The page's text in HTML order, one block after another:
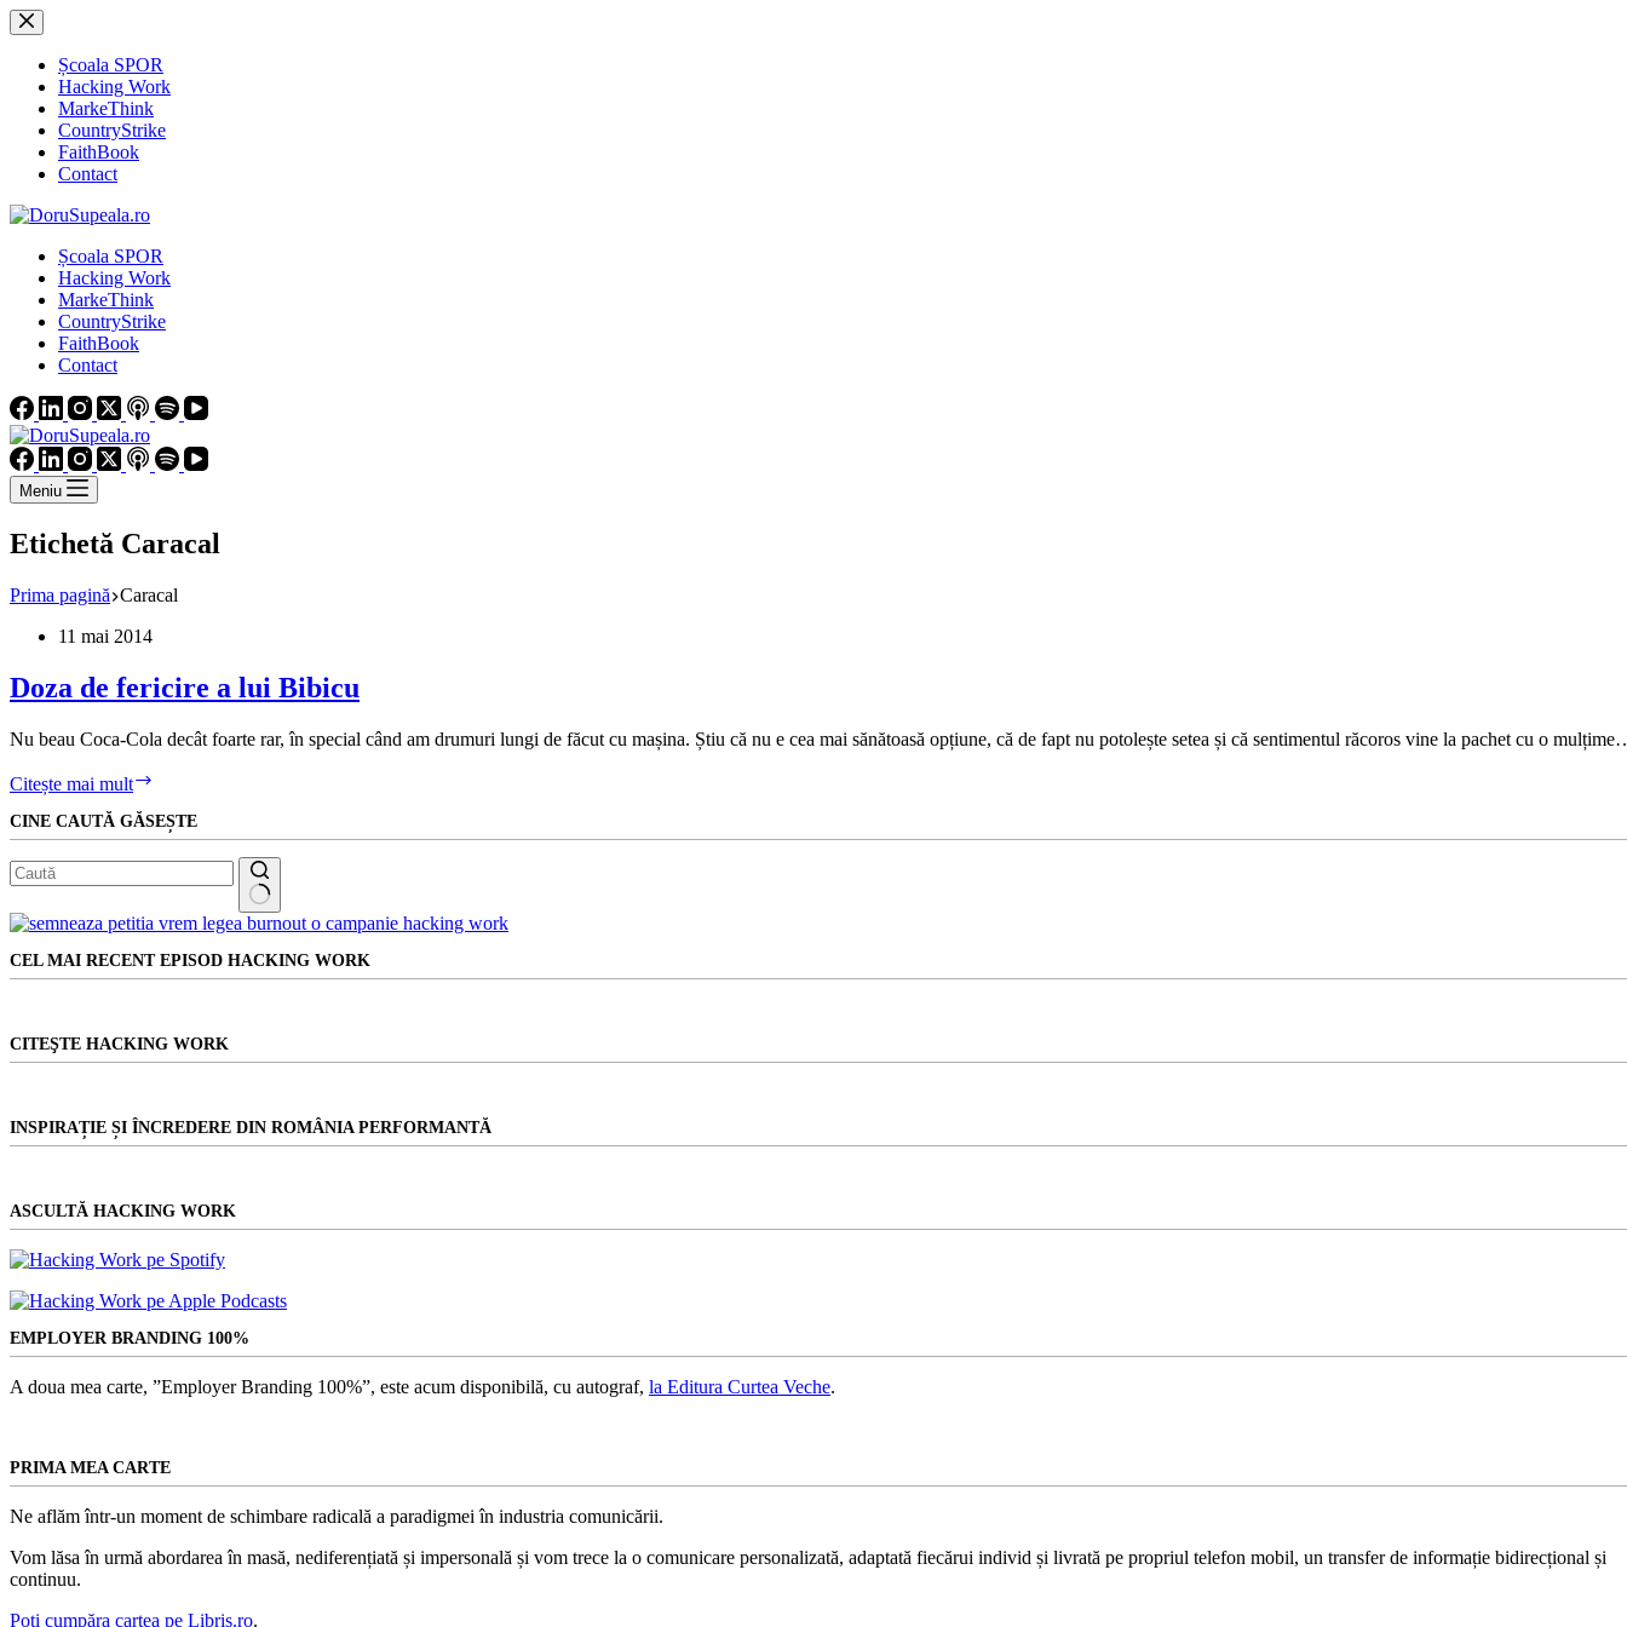
Sari
la
conținutȘcoala SPOR
Hacking Work
MarkeThink
CountryStrike
FaithBook
Contact
Școala SPOR
Hacking Work
MarkeThink
CountryStrike
FaithBook
Contact
Meniu
Etichetă Caracal
Prima pagină Caracal
11 mai 2014
Doza de fericire a lui Bibicu
Nu beau Coca-Cola decât foarte rar, în special când am drumuri lungi de făcut cu mașina. Știu că nu e cea mai sănătoasă opțiune, că de fapt nu potolește setea și că sentimentul răcoros vine la pachet cu o
Citește mai mult
fericire
a
lui
Bibicu
CINE CAUTĂ GĂSEȘTE
Niciun
CEL MAI RECENT EPISOD HACKING WORK
CITEŞTE HACKING WORK
INSPIRAȚIE ȘI ÎNCREDERE DIN ROMÂNIA PERFORMANTĂ
ASCULTĂ HACKING WORK
EMPLOYER BRANDING 100%
A doua mea carte, ”Employer Branding 100%”, este acum disponibilă, cu autograf, la Editura Curtea Veche.
PRIMA MEA CARTE
Ne aflăm într-un moment de schimbare radicală a paradigmei în industria comunicării.
Vom lăsa în urmă abordarea în masă, nediferențiată și impersonală și vom trece la o comunicare personalizată, adaptată fiecărui individ și livrată pe propriul telefon mobil, un transfer de informație bidirecțional și
continuu.
Poți cumpăra cartea pe Libris.ro.